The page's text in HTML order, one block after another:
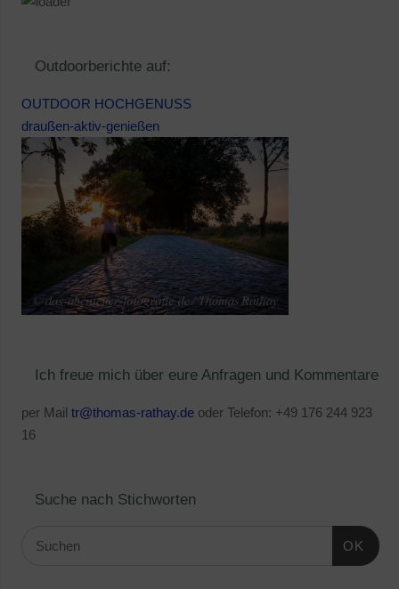
Outdoorberichte auf:
OUTDOOR HOCHGENUSS
draußen-aktiv-genießen
Ich freue mich über eure Anfragen und Kommentare
per Mail tr@thomas-rathay.deoder Telefon: +49 176 244 923
16
Suche nach Stichworten
OK